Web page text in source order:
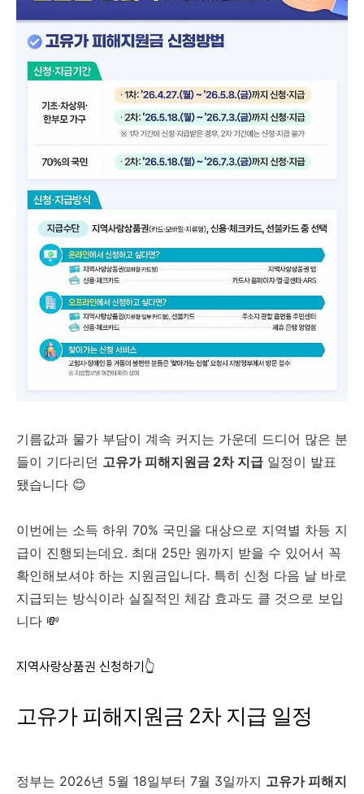
기름값과 물가 부담이 계속 커지는 가운데 드디어 많은 분
들이 기다리던 고유가 피해지원금 2차 지급 일정이 발표
됐습니다 😊
이번에는 소득 하위 70% 국민을 대상으로 지역별 차등 지
급이 진행되는데요. 최대 25만 원까지 받을 수 있어서 꼭
확인해보셔야 하는 지원금입니다. 특히 신청 다음 날 바로
지급되는 방식이라 실질적인 체감 효과도 클 것으로 보입
니다 💸
지역사랑상품권 신청하기👆
고유가 피해지원금 2차 지급 일정
정부는 2026년 5월 18일부터 7월 3일까지 고유가 피해지